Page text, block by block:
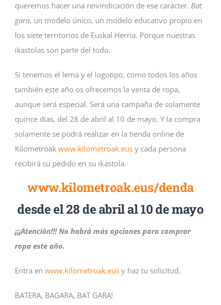
queremos hacer una reivindicación de ese carácter. Bat
gara, un modelo único, un modelo educativo propio en
los siete territorios de Euskal Herria. Porque nuestras
ikastolas son parte del todo.
Si tenemos el lema y el logotipo, como todos los años
también este año os ofrecemos la venta de ropa,
aunque será especial. Será una campaña de solamente
quince días, del 28 de abril al 10 de mayo. Y la compra
solamente se podrá realizar en la tienda online de
Kilometroak www.kilometroak.eus y cada persona
recibirá su pedido en su ikastola.
www.kilometroak.eus/denda
desde el 28 de abril al 10 de mayo
¡¡¡Atención!!! No habrá más opciones para comprar
ropa este año.
Entra en www.kilometroak.eus y haz tu solicitud.
BATERA, BAGARA, BAT GARA!